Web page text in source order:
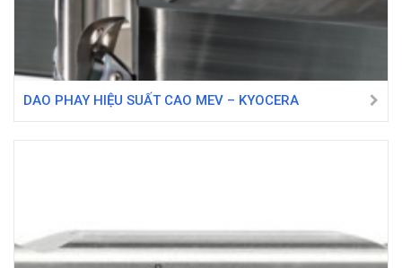
DAO PHAY HIỆU SUẤT CAO MEV – KYOCERA